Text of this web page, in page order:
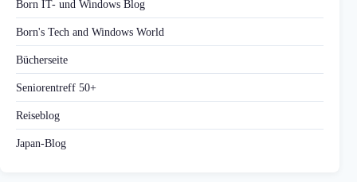
Born IT- und Windows Blog
Born's Tech and Windows World
Bücherseite
Seniorentreff 50+
Reiseblog
Japan-Blog